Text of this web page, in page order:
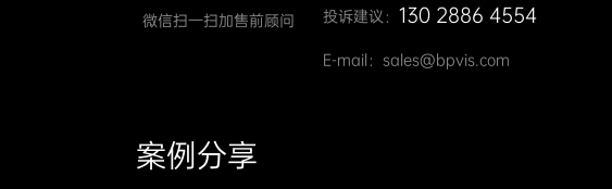
微信扫一扫加售前顾问 投诉建议： 130 2886 4554
E-mail：sales@bpvis.com
案例分享